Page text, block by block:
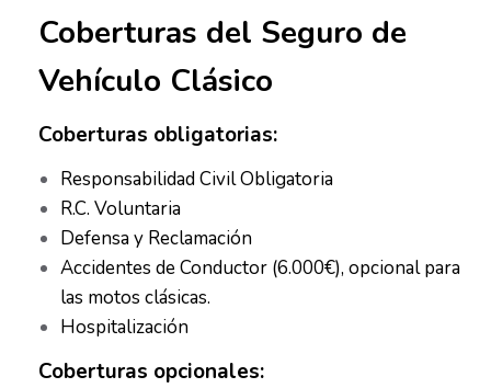
Coberturas del Seguro de
Vehículo Clásico
Coberturas obligatorias:
Responsabilidad Civil Obligatoria
R.C. Voluntaria
Defensa y Reclamación
Accidentes de Conductor (6.000€), opcional para
las motos clásicas.
Hospitalización
Coberturas opcionales: